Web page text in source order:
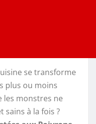
se transforme
plus ou moins
les monstres ne
sains à la fois ?